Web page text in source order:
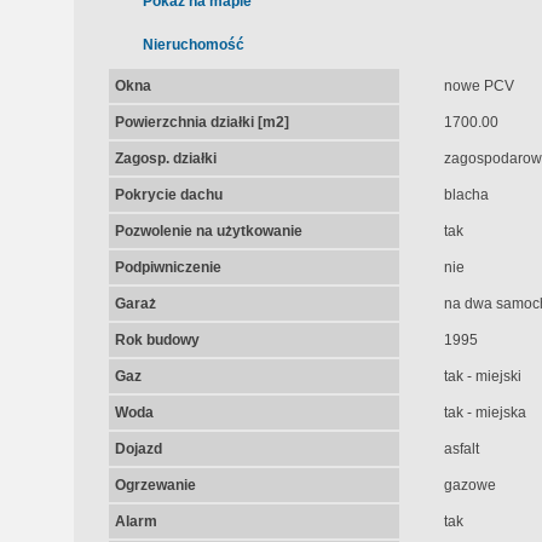
Nieruchomość
Okna nowe PCV
Powierzchnia działki [m2] 1700.00
Zagosp. działki
Pokrycie dachu blacha
Pozwolenie na użytkowanie tak
Podpiwniczenie nie
Garaż na dwa
Rok budowy 1995
Gaz tak - miejski
Woda tak - miejska
Dojazd asfalt
Ogrzewanie gazowe
Alarm tak